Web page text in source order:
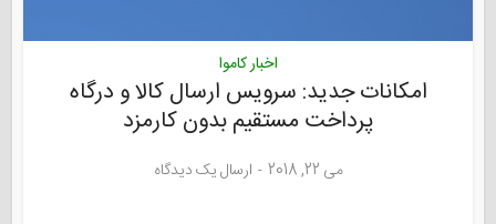
اخبار کاموا
امکانات جدید: سرویس ارسال کالا و درگاه
پرداخت مستقیم بدون کارمزد
می 22, 2018 ارسال یک دیدگاه